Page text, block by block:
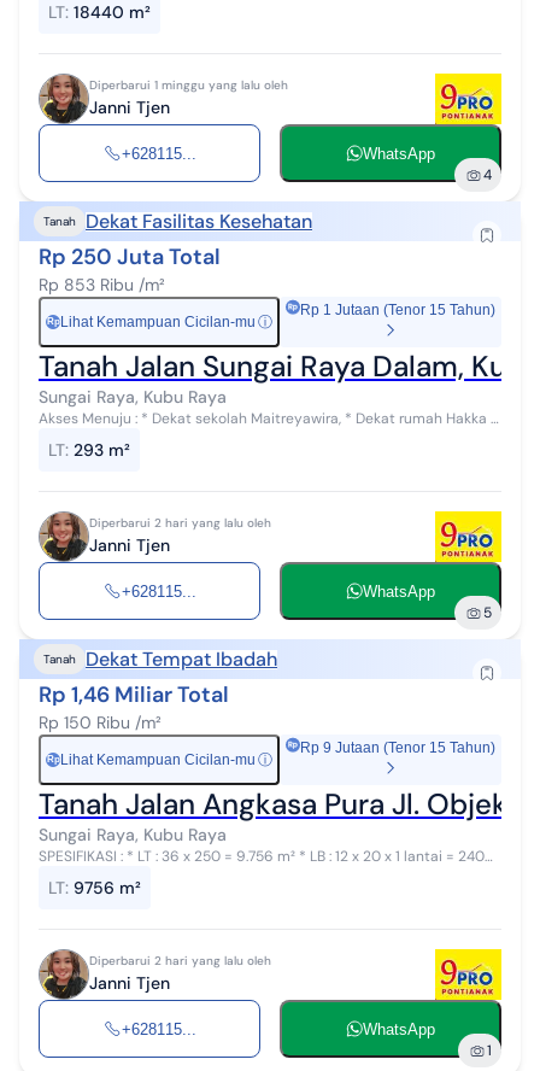
Tanah Global ...
LT: 18440 m²
Diperbarui 1 minggu yang lalu oleh
Janni Tjen
+628115... WhatsApp
4
Tanah Dekat Fasilitas Kesehatan
Rp 250 Juta Total
Rp 853 Ribu /m²
Rp Lihat Kemampuan Cicilan-mu ⓘ
Rp 1 Jutaan (Tenor 15 Tahun)
Tanah Jalan Sungai Raya Dalam,
Sungai Raya, Kubu Raya
Akses Menuju : * Dekat sekolah Maitreyawira, * Dekat rumah Hakka *
berbagai kuliner * ...
LT: 293 m²
Diperbarui 2 hari yang lalu oleh
Janni Tjen
+628115... WhatsApp
5
Tanah Dekat Tempat Ibadah
Rp 1,46 Miliar Total
Rp 150 Ribu /m²
Rp Lihat Kemampuan Cicilan-mu ⓘ
Rp 9 Jutaan (Tenor 15 Tahun)
Tanah Jalan Angkasa Pura Jl. Objek
Sungai Raya, Kubu Raya
SPESIFIKASI : * LT : 36 x 250 = 9.756 m² * LB : 12 x 20 x 1 lantai = 240
Mushol...
LT: 9756 m²
Diperbarui 2 hari yang lalu oleh
Janni Tjen
+628115... WhatsApp
1